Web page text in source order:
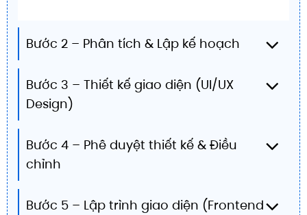
Bước 2 – Phân tích & Lập kế hoạch
Bước 3 – Thiết kế giao diện (UI/UX
Design)
Bước 4 – Phê duyệt thiết kế & Điều
chỉnh
Bước 5 – Lập trình giao diện (Frontend